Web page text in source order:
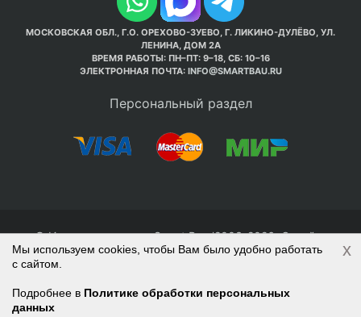
МОСКОВСКАЯ ОБЛ., Г.О. ОРЕХОВО-ЗУЕВО, Г. ЛИКИНО-ДУЛЁВО, УЛ.
ЛЕНИНА, ДОМ 2А
ВРЕМЯ РАБОТЫ: ПН–ПТ: 9–18, СБ: 10–16
ЭЛЕКТРОННАЯ ПОЧТА: INFO@SMARTBAU.RU
Персональный раздел
© Интернет-магазин Smart Bau ’2003-2026. Стройте
правильно с 1-го раза.
Политика обработки персональных данных
Наверх
Войти
Регистрация
Корзина
Мы используем cookies, чтобы Вам было удобно работать
с сайтом.
Подробнее в Политике обработки персональных
данных
x